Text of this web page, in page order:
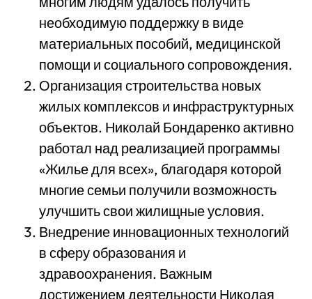
необходимую поддержку в виде
материальных пособий, медицинской
помощи и социального сопровождения.
Организация строительства новых
жилых комплексов и инфраструктурных
объектов. Николай Бондаренко активно
работал над реализацией программы
«Жилье для всех», благодаря которой
многие семьи получили возможность
улучшить свои жилищные условия.
Внедрение инновационных технологий
в сферу образования и
здравоохранения. Важным
достижением деятельности Николая